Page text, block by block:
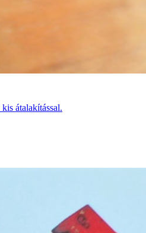
átalakítással.